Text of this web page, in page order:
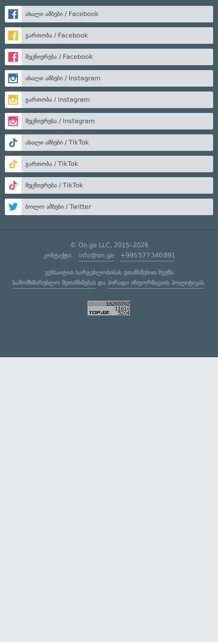
ახალი ამბები / Facebook
გართობა / Facebook
მეცნიერება / Facebook
ახალი ამბები / Instagram
გართობა / Instagram
მეცნიერება / Instagram
ახალი ამბები / TikTok
გართობა / TikTok
მეცნიერება / TikTok
ბოლო ამბები / Twitter
© On.ge LLC, 2015–2026
კონტაქტი: info@on.ge +995 577 340 891
ვებსაიტით სარგებლობისას ეთანხმებით ჩვენს
სამომხმარებლო შეთანხმებასდა პირადი ინფორმაციის პოლიტიკას.